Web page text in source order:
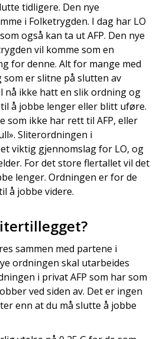
tidligere. Den nye
i Folketrygden. I dag har LO
også kan ta ut AFP. Den nye
vil komme som en
for denne. Alt for mange med
er slitne på slutten av
nå ikke hatt en slik ordning og
å jobbe lenger eller blitt uføre.
som ikke har rett til AFP, eller
Sliterordningen i
viktig gjennomslag for LO, og
For det store flertallet vil det
lenger. Ordningen er for de
å jobbe videre.
sammen med partene i
ordningen skal utarbeides
i privat AFP som har som
ved siden av. Det er ingen
enn at du må slutte å jobbe